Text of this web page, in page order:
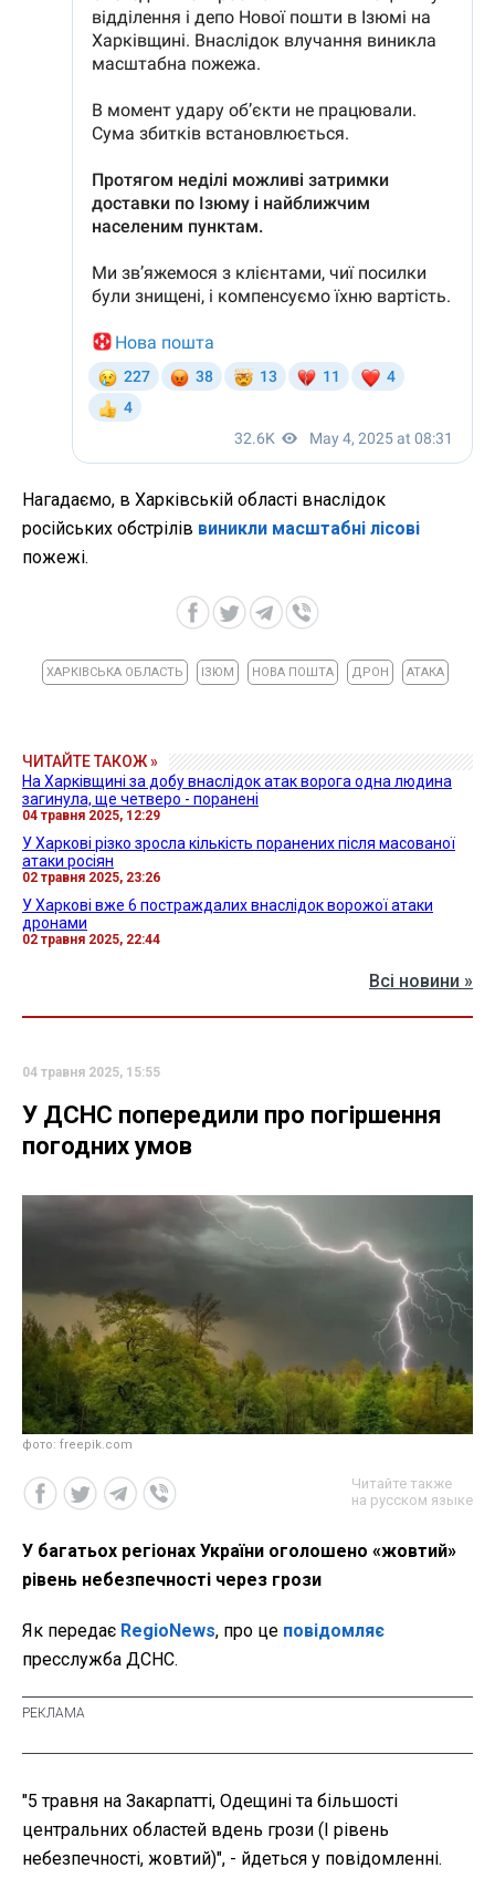
Нагадаємо, в Харківській області внаслідок
російських обстрілів виникли масштабні лісові
пожежі.
ХАРКІВСЬКА ОБЛАСТЬ ІЗЮМ НОВА ПОШТА ДРОН АТАКА
ЧИТАЙТЕ ТАКОЖ »
На Харківщині за добу внаслідок атак ворога одна людина
загинула, ще четверо - поранені
04 травня 2025, 12:29
У Харкові різко зросла кількість поранених після масованої
атаки росіян
02 травня 2025, 23:26
У Харкові вже 6 постраждалих внаслідок ворожої атаки
дронами
02 травня 2025, 22:44
Всі новини »
04 травня 2025, 15:55
У ДСНС попередили про погіршення
погодних умов
фото: freepik.com
Читайте также
на русском языке
У багатьох регіонах України оголошено «жовтий»
рівень небезпечності через грози
Як передає RegioNews, про це повідомляє
пресслужба ДСНС.
"5 травня на Закарпатті, Одещині та більшості
центральних областей вдень грози (I рівень
небезпечності, жовтий)", - йдеться у повідомленні.